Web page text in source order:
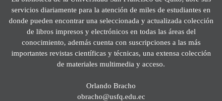
servicios diariamente para la atención de miles de estudiantes en
donde pueden encontrar una seleccionada y actualizada colección
de libros impresos y electrónicos en todas las áreas del
conocimiento, además cuenta con suscripciones a las más
importantes revistas científicas y técnicas, una extensa colección
de materiales multimedia y acceso.
Orlando Bracho
obracho@usfq.edu.ec